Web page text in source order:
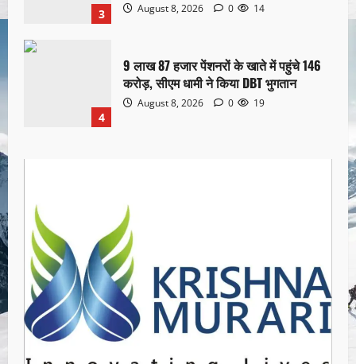
3 August 8, 2026 0 14
4
9 लाख 87 हजार पेंशनरों के खाते में पहुंचे 146
करोड़, सीएम धामी ने किया DBT भुगतान
August 8, 2026 0 19